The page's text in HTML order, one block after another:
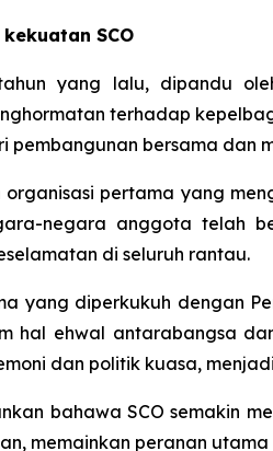
SCO
yang lalu, dipandu
terhadap
pembangunan bersama dan
organisasi pertama yang
negara anggota telah
di seluruh rantau.
yang diperkukuh dengan
hal ehwal antarabangsa
dan politik kuasa,
bahawa SCO semakin
memainkan peranan